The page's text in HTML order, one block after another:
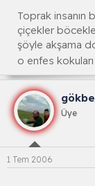
Toprak insanın
çiçekler
şöyle akşama
o enfes
Üye
1 Tem 2006